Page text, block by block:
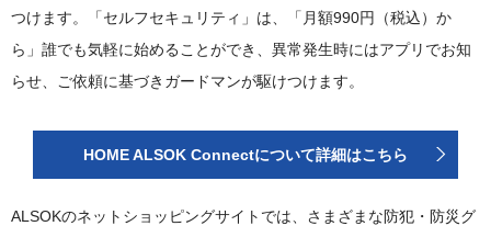
つけます。「セルフセキュリティ」は、「月額990円（税込）か
ら」誰でも気軽に始めることができ、異常発生時にはアプリでお知
らせ、ご依頼に基づきガードマンが駆けつけます。
HOME ALSOK Connectについて詳細はこちら
ALSOKのネットショッピングサイトでは、さまざまな防犯・防災グ